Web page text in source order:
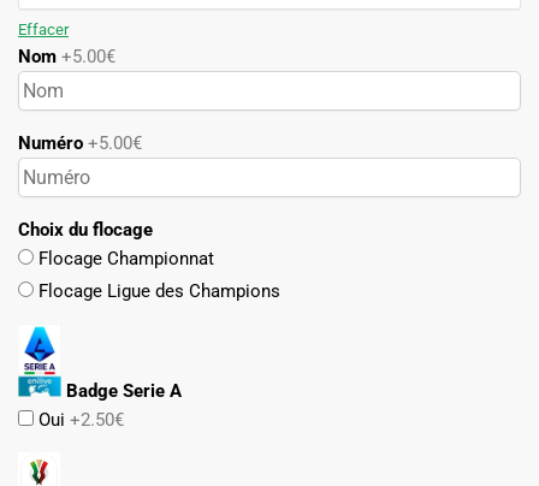
Effacer
Nom +5.00€
Numéro +5.00€
Choix du flocage
Flocage Championnat
Flocage Ligue des Champions
Badge Serie A
Oui +2.50€